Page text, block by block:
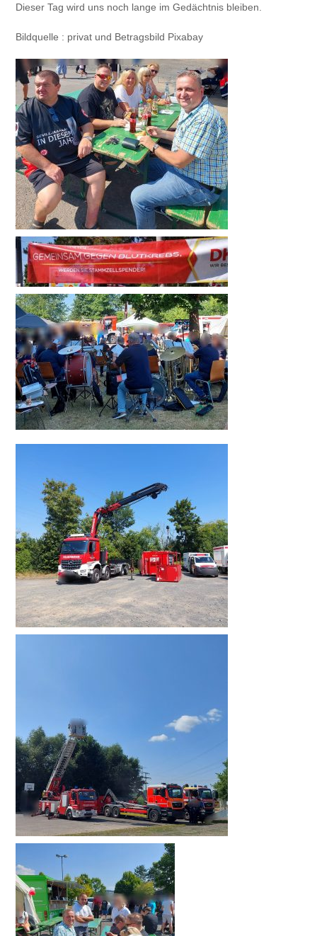
Dieser Tag wird uns noch lange im Gedächtnis bleiben.
Bildquelle : privat und Betragsbild Pixabay